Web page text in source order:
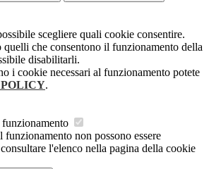
scegliere quali cookie consentire.
quelli che consentono il funzionamento della
disabilitarli.
i cookie necessari al funzionamento potete
.
funzionamento non possono essere
l'elenco nella pagina della cookie